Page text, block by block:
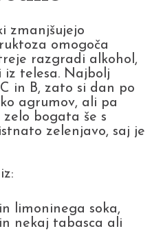
zmanjšujejo
omogoča
razgradi alkohol,
iz telesa. Najbolj
in B, zato si dan po
agrumov, ali pa
bogata še s
zelenjavo, saj je
limoninega soka,
nekaj tabasca ali